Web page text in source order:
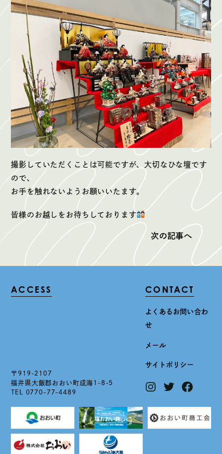
撮影していただくことは可能ですが、大切なひな壇です
ので、
お手を触れないようお願いいたます。
皆様のお越しをお待ちしております
次の記事へ
ACCESS
〒919-2107
福井県大飯郡おおい町成海1-8-5
TEL 0770-77-4489
CONTACT
よくあるお問い合わ
せ
メール
サイトポリシー